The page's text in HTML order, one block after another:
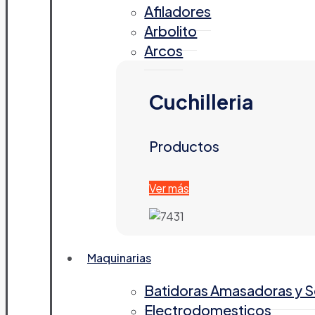
Afiladores
Arbolito
Arcos
Cuchilleria
Productos
Ver más
Maquinarias
Batidoras Amasadoras y
Electrodomesticos